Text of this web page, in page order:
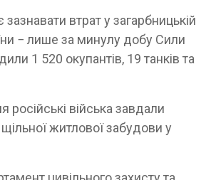
втрат у загарбницькій
− лише за минулу добу Сили
1 520 окупантів, 19 танків та
російські війська завдали
житлової забудови у